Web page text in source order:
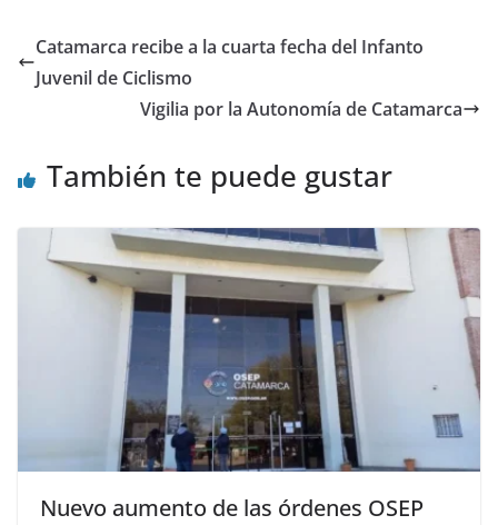
Catamarca recibe a la cuarta fecha del Infanto
Juvenil de Ciclismo
Vigilia por la Autonomía de Catamarca
También te puede gustar
Nuevo aumento de las órdenes OSEP